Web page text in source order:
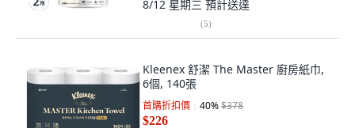
8/12 星期三 預計送達
(5)
Kleenex 舒潔 The Master 廚房紙巾,
6個, 140張
首購折扣價 40%$378
$226